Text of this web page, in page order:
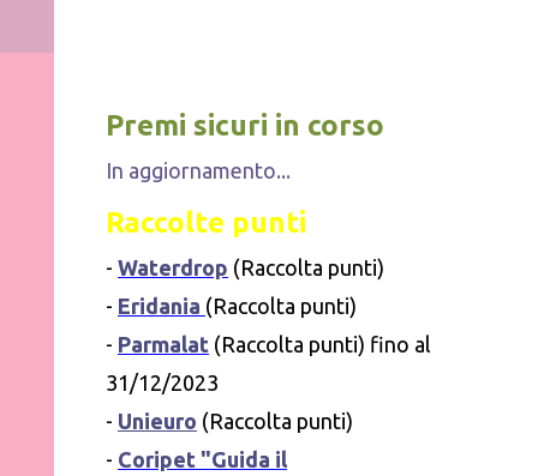
Premi sicuri in corso
In aggiornamento...
Raccolte punti
- Waterdrop (Raccolta punti)
- Eridania (Raccolta punti)
- Parmalat (Raccolta punti) fino al
31/12/2023
- Unieuro (Raccolta punti)
- Coripet "Guida il